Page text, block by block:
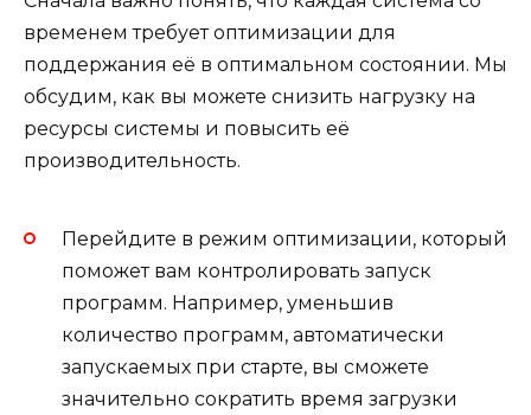
временем требует оптимизации для
поддержания её в оптимальном состоянии. Мы
обсудим, как вы можете снизить нагрузку на
ресурсы системы и повысить её
производительность.
Перейдите в режим оптимизации, который
поможет вам контролировать запуск
программ. Например, уменьшив
количество программ, автоматически
запускаемых при старте, вы сможете
значительно сократить время загрузки